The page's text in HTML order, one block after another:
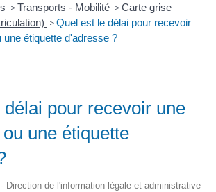
> Transports - Mobilité > Carte grise
> Quel est le délai pour recevoir
une étiquette d'adresse ?
pour recevoir une
une étiquette
Direction de l'information légale et administrative